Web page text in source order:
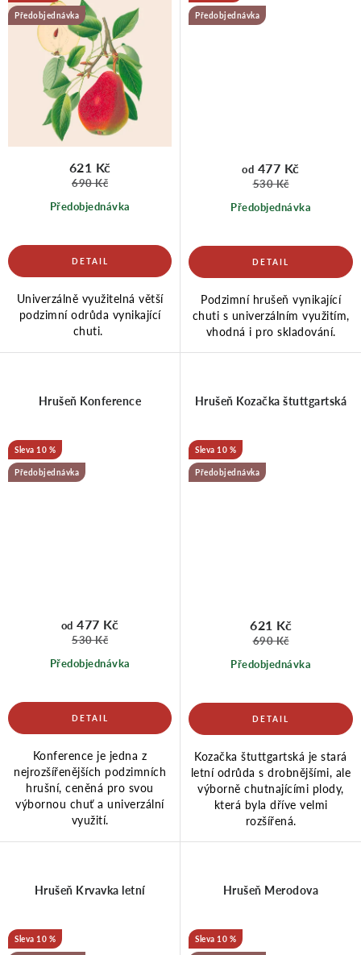
Předobjednávka
Předobjednávka
621 Kč
690 Kč
Univerzálně využitelná větší
podzimní odrůda vynikající
chuti.
Předobjednávka
Předobjednávka
od 477 Kč
530 Kč
Podzimní hrušeň vynikající
chuti s univerzálním využitím,
vhodná i pro skladování.
Hrušeň Konference
10 %
Předobjednávka
Předobjednávka
od 477 Kč
530 Kč
Konference je jedna z
nejrozšířenějších podzimních
hrušní, ceněná pro svou
výbornou chuť a univerzální
využití.
Hrušeň Kozačka štuttgartská
10 %
Předobjednávka
Předobjednávka
621 Kč
690 Kč
Kozačka štuttgartská je stará
letní odrůda s drobnějšími, ale
výborně chutnajícími plody,
která byla dříve velmi
rozšířená.
Hrušeň Krvavka letní
10 %
Hrušeň Merodova
10 %